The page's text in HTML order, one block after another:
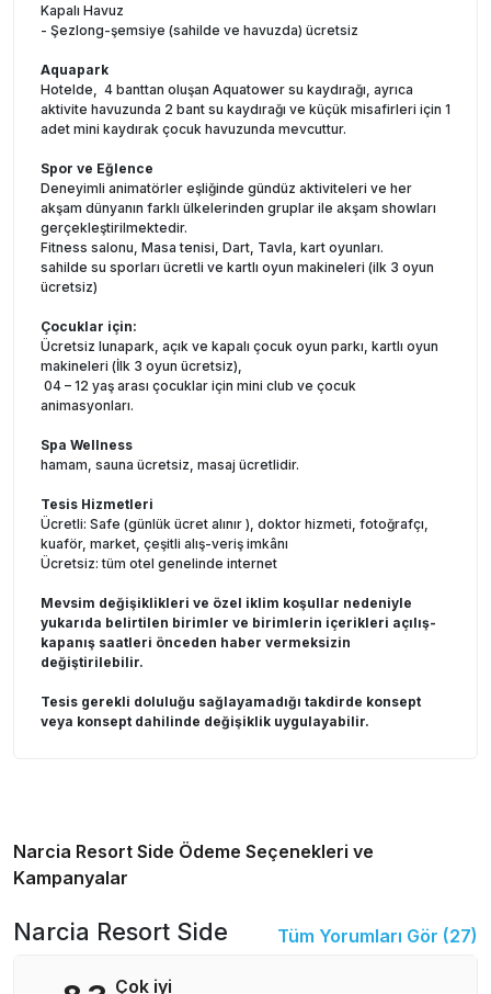
Kapalı Havuz
- Şezlong-şemsiye (sahilde ve havuzda) ücretsiz
Aquapark
Hotelde, 4 banttan oluşan Aquatower su kaydırağı, ayrıca
aktivite havuzunda 2 bant su kaydırağı ve küçük misafirleri için 1
adet mini kaydırak çocuk havuzunda mevcuttur.
Spor ve Eğlence
Deneyimli animatörler eşliğinde gündüz aktiviteleri ve her
akşam dünyanın farklı ülkelerinden gruplar ile akşam showları
gerçekleştirilmektedir.
Fitness salonu, Masa tenisi, Dart, Tavla, kart oyunları.
sahilde su sporları ücretli ve kartlı oyun makineleri (ilk 3 oyun
ücretsiz)
Çocuklar için:
Ücretsiz lunapark, açık ve kapalı çocuk oyun parkı, kartlı oyun
makineleri (İlk 3 oyun ücretsiz),
04 – 12 yaş arası çocuklar için mini club ve çocuk
animasyonları.
Spa Wellness
hamam, sauna ücretsiz, masaj ücretlidir.
Tesis Hizmetleri
Ücretli: Safe (günlük ücret alınır ), doktor hizmeti, fotoğrafçı,
kuaför, market, çeşitli alış-veriş imkânı
Ücretsiz: tüm otel genelinde internet
Mevsim değişiklikleri ve özel iklim koşullar nedeniyle
yukarıda belirtilen birimler ve birimlerin içerikleri açılış-
kapanış saatleri önceden haber vermeksizin
değiştirilebilir.
Tesis gerekli doluluğu sağlayamadığı takdirde konsept
veya konsept dahilinde değişiklik uygulayabilir.
Narcia Resort Side Ödeme Seçenekleri ve
Kampanyalar
Narcia Resort Side Tüm Yorumları Gör (27)
Çok iyi